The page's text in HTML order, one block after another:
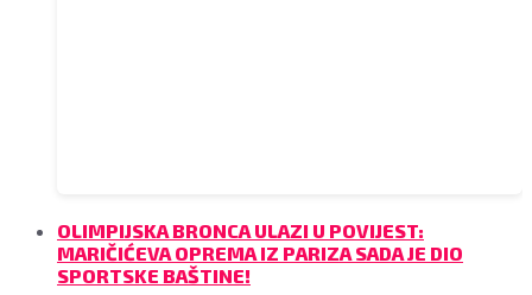
OLIMPIJSKA BRONCA ULAZI U POVIJEST:
MARIČIĆEVA OPREMA IZ PARIZA SADA JE DIO
SPORTSKE BAŠTINE!